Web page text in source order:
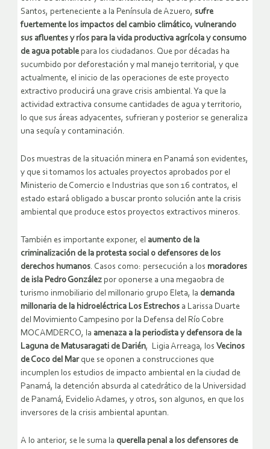
Santos, perteneciente a la Península de Azuero, sufre
fuertemente los impactos del cambio climático, vulnerando
sus afluentes y ríos para la vida productiva agrícola y consumo
de agua potablepara los ciudadanos. Que por décadas ha
sucumbido por deforestación y mal manejo territorial, y que
actualmente, el inicio de las operaciones de este proyecto
extractivo producirá una grave crisis ambiental. Ya que la
actividad extractiva consume cantidades de agua y territorio,
lo que sus áreas adyacentes, sufrieran y posterior se generaliza
una sequía y contaminación.
Dos muestras de la situación minera en Panamá son evidentes,
y que si tomamos los actuales proyectos aprobados por el
Ministerio de Comercio e Industrias que son 16 contratos, el
estado estará obligado a buscar pronto solución ante la crisis
ambiental que produce estos proyectos extractivos mineros.
También es importante exponer, el aumento de la
criminalización de la protesta social o defensores de los
derechos humanos. Casos como: persecución a los moradores
de isla Pedro González por oponerse a una megaobra de
turismo inmobiliario del millonario grupo Eleta, la demanda
millonaria de la hidroeléctrica Los Estrechos a Larissa Duarte
del Movimiento Campesino por la Defensa del Río Cobre
MOCAMDERCO, la amenaza a la periodista y defensora de la
Laguna de Matusaragati de Darién, Ligia Arreaga, los Vecinos
de Coco del Marque se oponen a construcciones que
incumplen los estudios de impacto ambiental en la ciudad de
Panamá, la detención absurda al catedrático de la Universidad
de Panamá, Evidelio Adames, y otros, son algunos, en que los
inversores de la crisis ambiental apuntan.
A lo anterior, se le suma la querella penal a los defensores de